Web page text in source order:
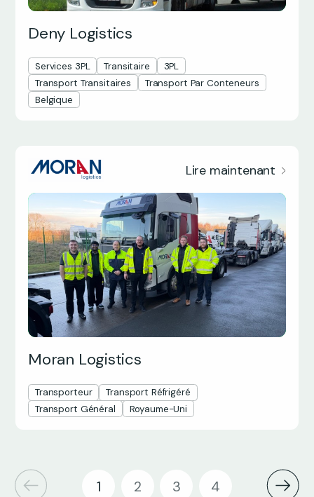
Deny Logistics
Services 3PL Transitaire
3PL
Transport Transitaires
Transport Par Conteneurs
Belgique
Lire maintenant
Moran Logistics
Transporteur
Transport Réfrigéré
Transport Général
Royaume-Uni
1 2 3 4